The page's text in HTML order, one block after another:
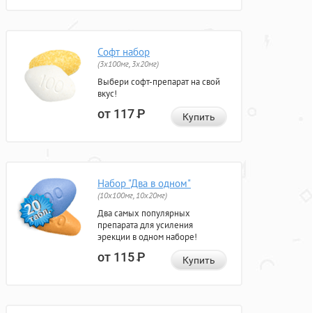
Софт набор
(3x100мг, 3x20мг)
Выбери софт-препарат на свой
вкус!
от 117Р Купить
Набор "Два в одном"
(10x100мг, 10x20мг)
Два самых популярных
препарата для усиления
эрекции в одном наборе!
от 115Р Купить